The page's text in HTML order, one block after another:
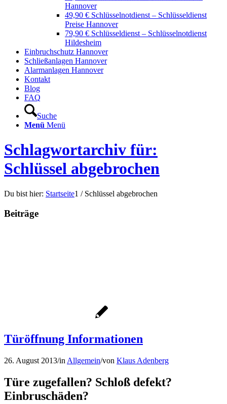
Hannover
49,90 € Schlüsselnotdienst – Schlüsseldienst
Preise Hannover
79,90 € Schlüsseldienst – Schlüsselnotdienst
Hildesheim
Einbruchschutz Hannover
Schließanlagen Hannover
Alarmanlagen Hannover
Kontakt
Blog
FAQ
Suche
Menü Menü
Schlagwortarchiv für:
Schlüssel abgebrochen
Du bist hier: Startseite1 / Schlüssel abgebrochen
Beiträge
Türöffnung Informationen
26. August 2013/in Allgemein/von Klaus Adenberg
Türe zugefallen? Schloß defekt?
Einbruschäden?